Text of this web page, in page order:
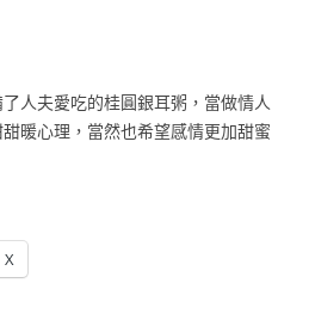
人夫愛吃的桂圓銀耳粥，當做情人
暖心理，當然也希望感情更加甜蜜
X